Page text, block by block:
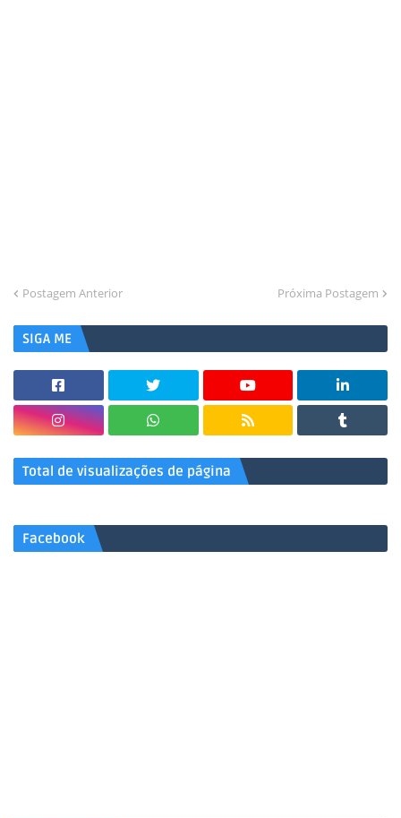
Postagem Anterior Próxima Postagem
SIGA ME
Total de visualizações de página
Facebook